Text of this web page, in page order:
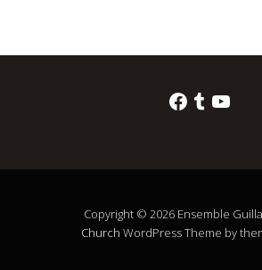
Facebook
Tumblr
Copyright © 2026 Ensemble
Church WordPress Theme by